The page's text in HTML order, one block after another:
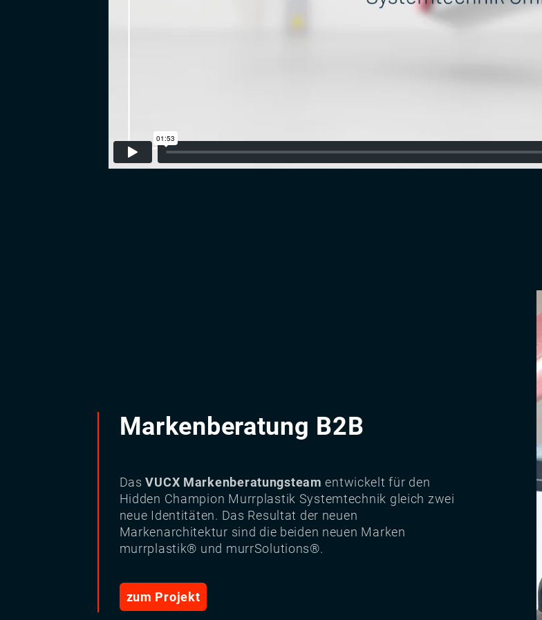
Markenberatung B2B
DasVUCX Markenberatungsteam entwickelt für den
Hidden Champion Murrplastik Systemtechnik gleich zwei
neue Identitäten. Das Resultat der neuen
Markenarchitektur sind die beiden neuen Marken
murrplastik® und murrSolutions®.
zum Projekt